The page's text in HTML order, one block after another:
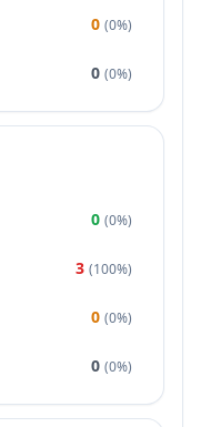
0 (0%)
0 (0%)
0 (0%)
3 (100%)
0 (0%)
0 (0%)